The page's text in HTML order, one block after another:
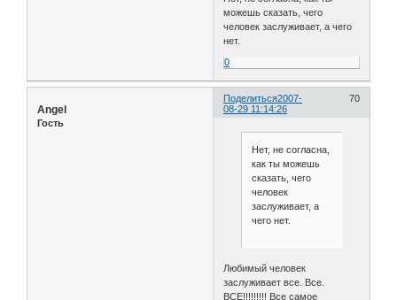
можешь сказать, чего
человек заслуживает, а чего
нет.
0
Поделиться 70
2007-
08-29 11:14:26
Angel
Гость
Нет, не согласна,
как ты можешь
сказать, чего
человек
заслуживает, а
чего нет.
Любимый человек
заслуживает все. Все.
ВСЕ!!!!!!!!! Все самое